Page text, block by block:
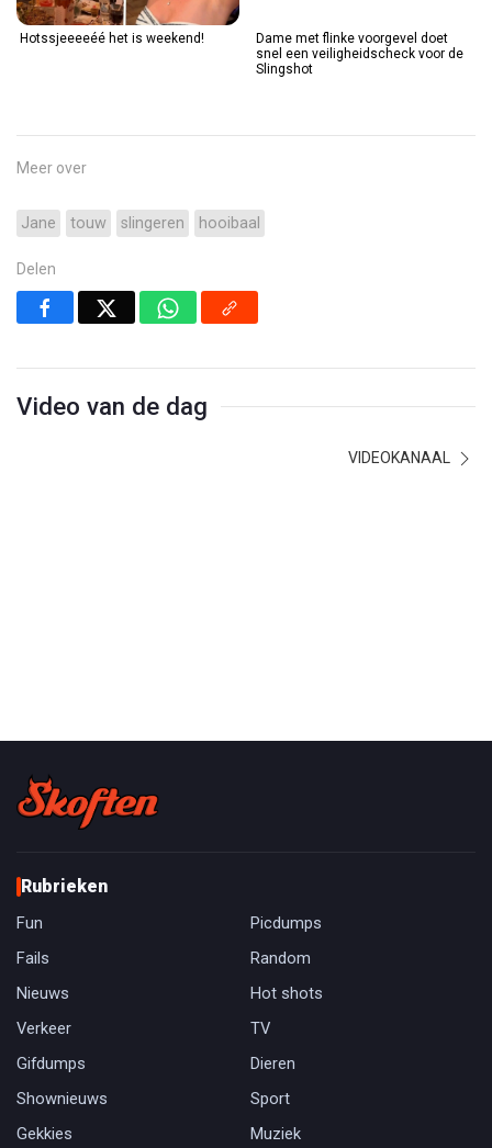
Hotssjeeeeéé het is weekend!
Dame met flinke voorgevel doet
snel een veiligheidscheck voor de
Slingshot
Meer over
Jane touw slingeren hooibaal
Delen
Video van de dag
VIDEOKANAAL
Rubrieken
Fun
Picdumps
Fails
Random
Nieuws
Hot shots
Verkeer
TV
Gifdumps
Dieren
Shownieuws
Sport
Gekkies
Muziek